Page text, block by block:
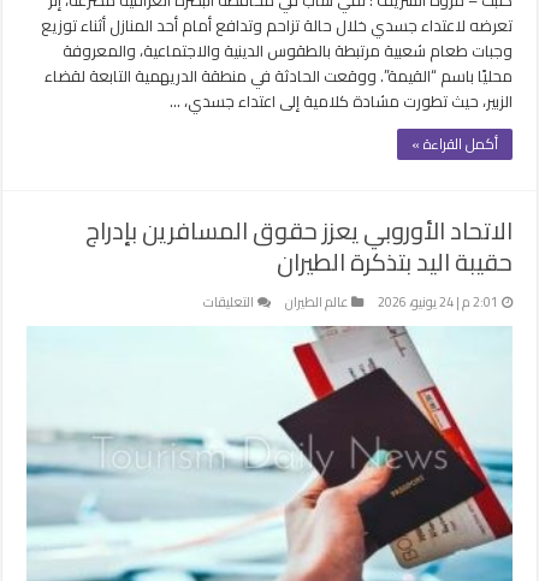
شعبية
مغلقة
تعرضه لاعتداء جسدي خلال حالة تزاحم وتدافع أمام أحد المنازل أثناء توزيع
وجبات طعام شعبية مرتبطة بالطقوس الدينية والاجتماعية، والمعروفة
محليًا باسم “القيمة”. ووقعت الحادثة في منطقة الدريهمية التابعة لقضاء
الزبير، حيث تطورت مشادة كلامية إلى اعتداء جسدي، …
أكمل القراءة »
الاتحاد الأوروبي يعزز حقوق المسافرين بإدراج
حقيبة اليد بتذكرة الطيران
2:01 م | 24 يونيو، 2026 عالم الطيران التعليقات
الاتحاد
بإدراج
حقيبة
بتذكرة
الطيران
مغلقة